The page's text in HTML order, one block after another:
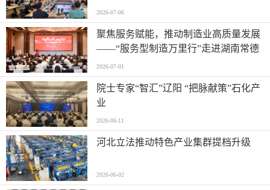
2026-07-06
聚焦服务赋能，推动制造业高质量发展
——“服务型制造万里行”走进湖南常德
2026-07-01
院士专家“智汇”辽阳 “把脉献策”石化产
业
2026-06-11
河北立法推动特色产业集群提档升级
2026-06-02